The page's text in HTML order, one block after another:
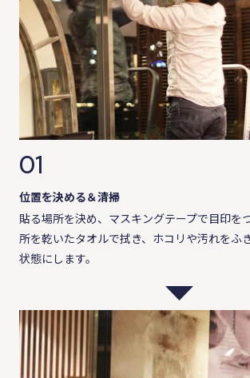
01
位置を決める＆清掃
貼る場所を決め、マスキングテープで目印を
所を乾いたタオルで拭き、ホコリや汚れをふ
状態にします。